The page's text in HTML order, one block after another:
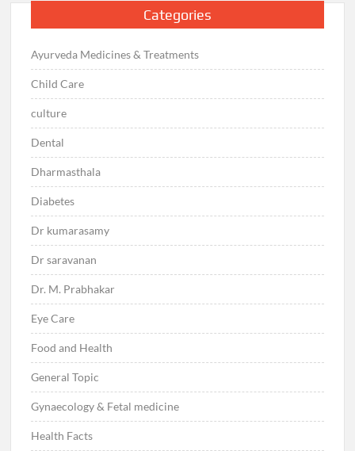
Categories
Ayurveda Medicines & Treatments
Child Care
culture
Dental
Dharmasthala
Diabetes
Dr kumarasamy
Dr saravanan
Dr. M. Prabhakar
Eye Care
Food and Health
General Topic
Gynaecology & Fetal medicine
Health Facts